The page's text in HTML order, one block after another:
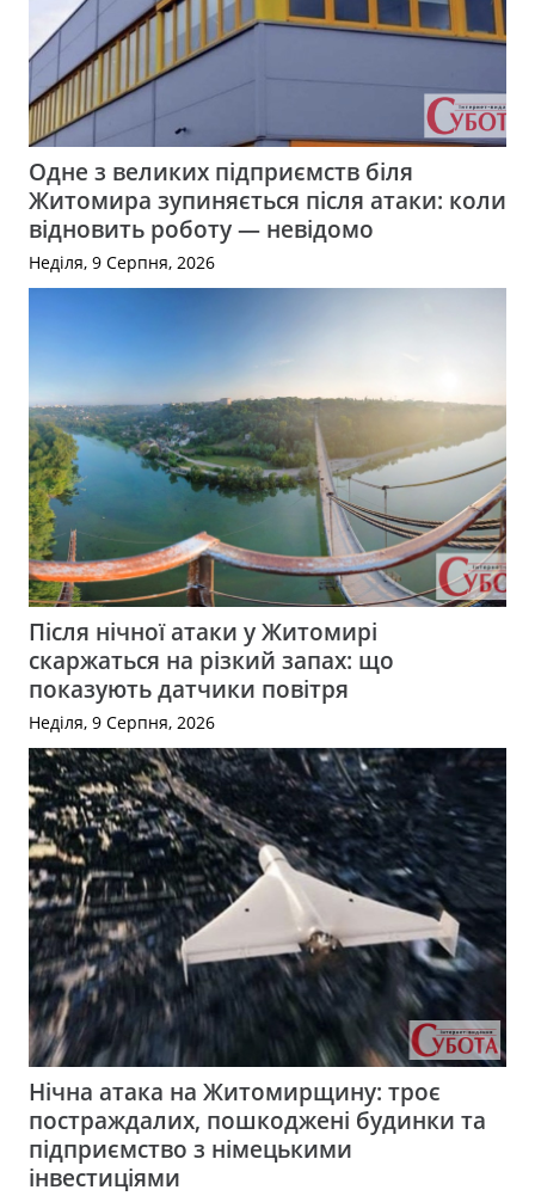
Одне з великих підприємств біля
Житомира зупиняється після атаки: коли
відновить роботу — невідомо
Неділя, 9 Серпня, 2026
Після нічної атаки у Житомирі
скаржаться на різкий запах: що
показують датчики повітря
Неділя, 9 Серпня, 2026
Нічна атака на Житомирщину: троє
постраждалих, пошкоджені будинки та
підприємство з німецькими
інвестиціями